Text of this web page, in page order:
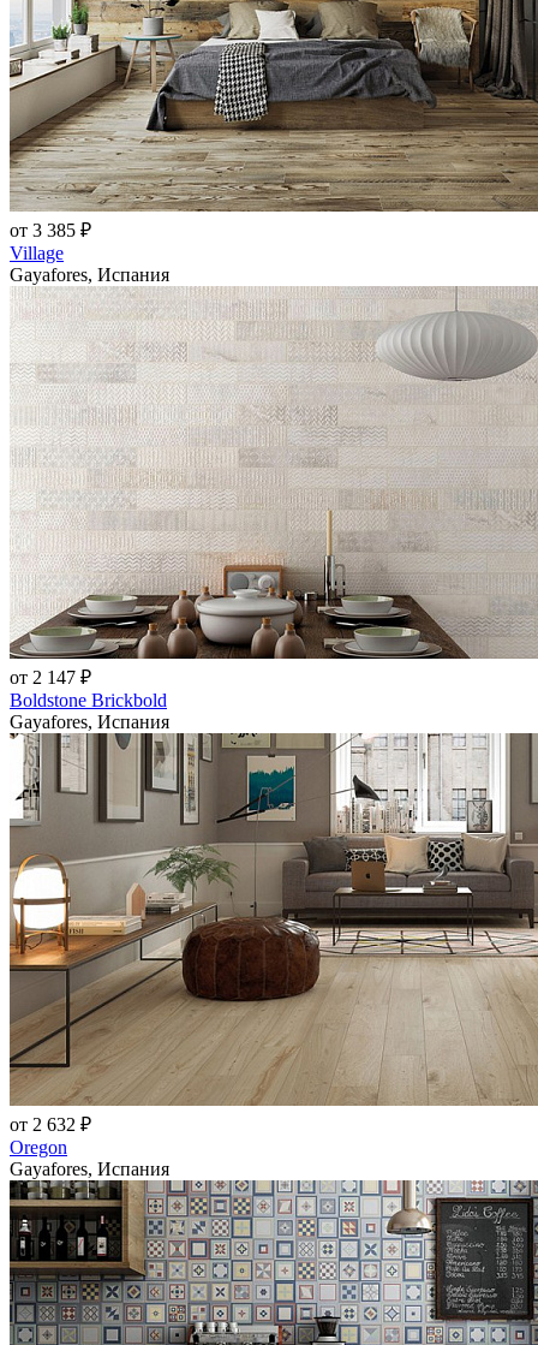
от 3 385 ₽
Village
Gayafores, Испания
от 2 147 ₽
Boldstone Brickbold
Gayafores, Испания
от 2 632 ₽
Oregon
Gayafores, Испания